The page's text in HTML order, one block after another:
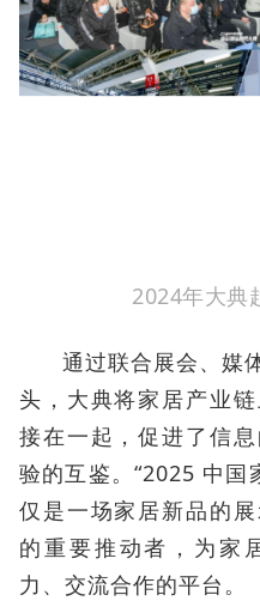
2024年大典
通过联合展会、媒
头，大典将家居产业
接在一起，促进了信
验的互鉴。“2025 中国
仅是一场家居新品的
的重要推动者，为家
力、交流合作的平台。